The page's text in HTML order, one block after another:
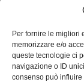
Per fornire le migliori
memorizzare e/o
queste tecnologie ci
navigazione o ID
consenso può
Effatà Editrice
C.F. e P.IVA
Via Tre Denti, 1
Telefono: (+39)